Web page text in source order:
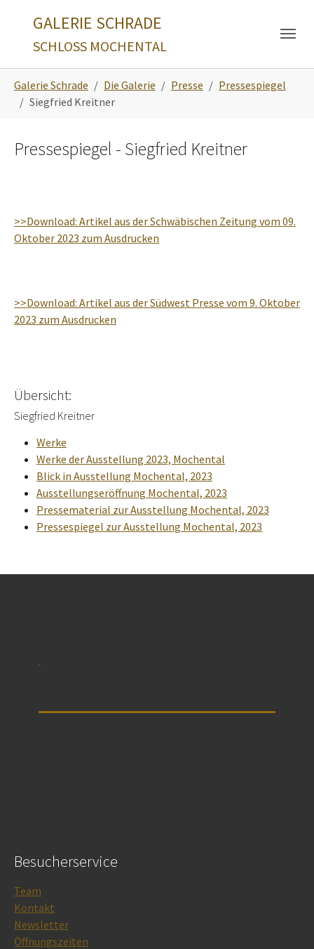
GALERIE SCHRADE
SCHLOSS MOCHENTAL
Galerie Schrade Die Galerie Presse
Pressespiegel
Siegfried Kreitner
Pressespiegel - Siegfried Kreitner
>>Download: Artikel aus der Schwäbischen Zeitung vom 09.
Oktober 2023 zum Ausdrucken
>>Download: Artikel aus der Südwest Presse vom 9. Oktober
2023 zum Ausdrucken
Übersicht:
Siegfried Kreitner
Werke
Werke der Ausstellung 2023, Mochental
Blick in Ausstellung Mochental, 2023
Ausstellungseröffnung Mochental, 2023
Pressematerial zur Ausstellung Mochental, 2023
Pressespiegel zur Ausstellung Mochental, 2023
Besucherservice
Team
Kontakt
Newsletter
Öffnungszeiten